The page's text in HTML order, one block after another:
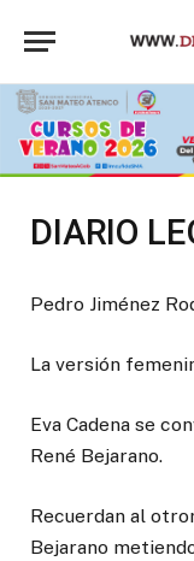
DIARIO
Pedro Jiménez
La versión
Eva Cadena se
René Bejarano.
Recuerdan al
Bejarano